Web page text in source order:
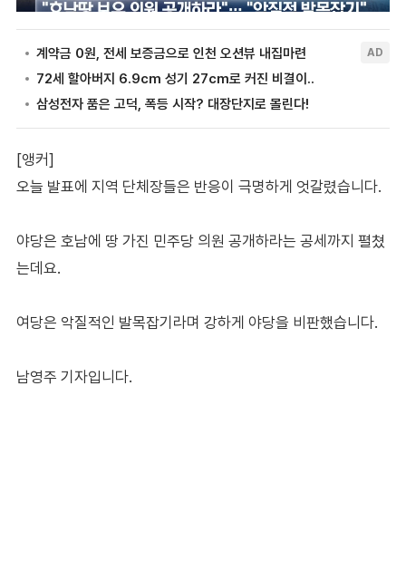
[앵커]
오늘 발표에 지역 단체장들은 반응이 극명하게 엇갈렸습니다.
야당은 호남에 땅 가진 민주당 의원 공개하라는 공세까지 펼쳤
는데요.
여당은 악질적인 발목잡기라며 강하게 야당을 비판했습니다.
남영주 기자입니다.